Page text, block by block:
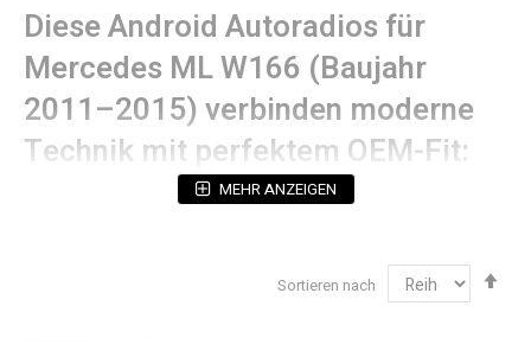
Diese Android Autoradios für
Mercedes ML W166 (Baujahr
2011–2015) verbinden moderne
Technik mit perfektem OEM-Fit:
Technische Spezifikationen
Octa-Core 2.4GHz (12nm
MEHR ANZEIGEN
Sortieren nach